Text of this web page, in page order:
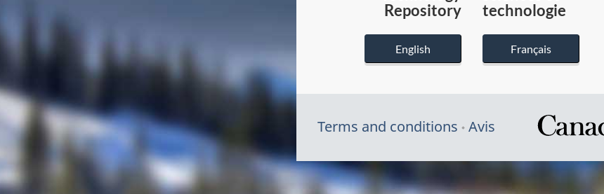
Canada
Repository
English
technologie
Français
Terms and conditions Avis